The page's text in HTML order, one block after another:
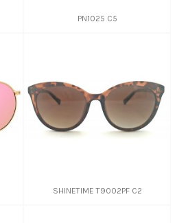
PN1025 C5
SHINETIME T9002PF C2